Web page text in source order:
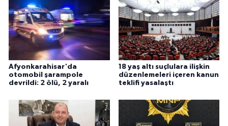
Afyonkarahisar'da
otomobil şarampole
devrildi: 2 ölü, 2 yaralı
18 yaş altı suçlulara ilişkin
düzenlemeleri içeren kanun
teklifi yasalaştı